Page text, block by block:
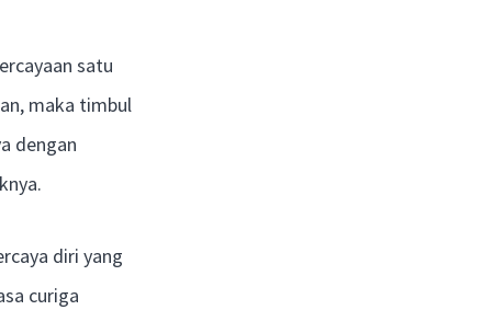
satu
maka timbul
dengan
diri yang
curiga